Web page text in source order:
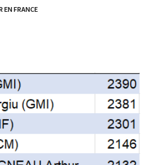
EN FRANCE